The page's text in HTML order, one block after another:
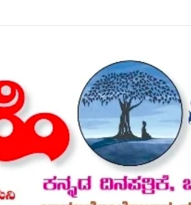
– ಕಾರ್ಯಕ್ರಮ ಆಯೋಜನೆ.